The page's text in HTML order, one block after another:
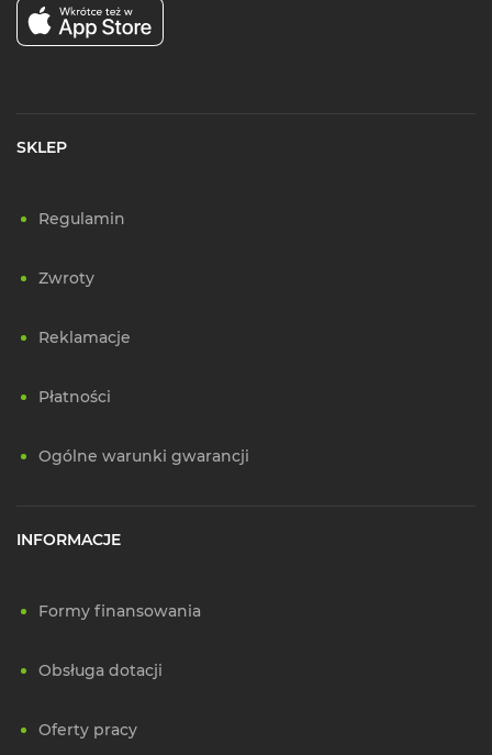
SKLEP
Regulamin
Zwroty
Reklamacje
Płatności
Ogólne warunki gwarancji
INFORMACJE
Formy finansowania
Obsługa dotacji
Oferty pracy